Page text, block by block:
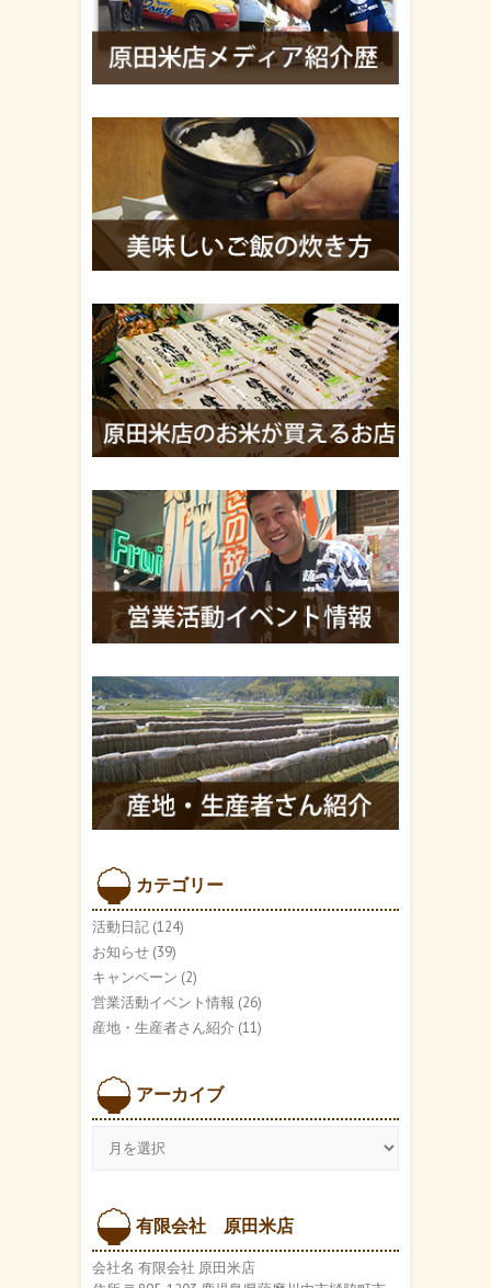
カテゴリー
活動日記 (124)
お知らせ (39)
キャンペーン (2)
営業活動イベント情報 (26)
産地・生産者さん紹介 (11)
アーカイブ
ブ
有限会社 原田米店
会社名 有限会社 原田米店